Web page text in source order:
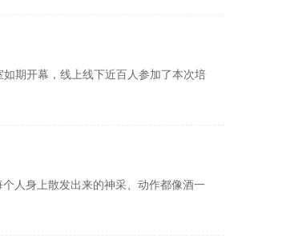
期开幕，线上线下近百人参加了本次培
人身上散发出来的神采、动作都像酒一